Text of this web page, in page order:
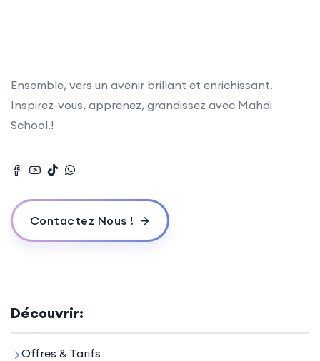
Ensemble, vers un avenir brillant et enrichissant.
Inspirez-vous, apprenez, grandissez avec Mahdi
School.!
Contactez Nous !
Découvrir:
Offres & Tarifs